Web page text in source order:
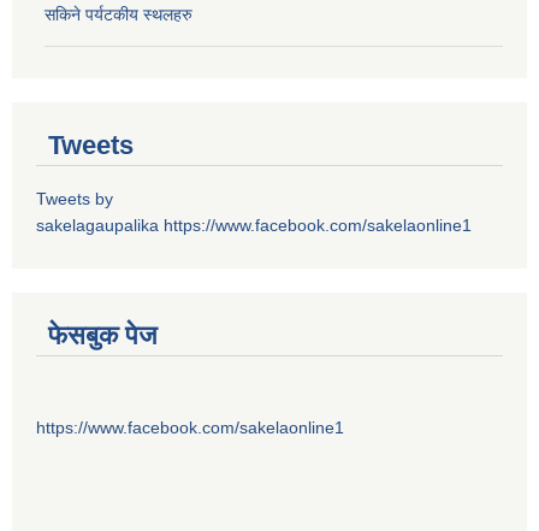
सकिने पर्यटकीय स्थलहरु
Tweets
Tweets by
sakelagaupalika https://www.facebook.com/sakelaonline1
फेसबुक पेज
https://www.facebook.com/sakelaonline1